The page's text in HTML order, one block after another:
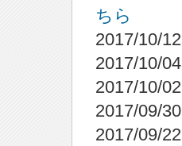
ちら
2017/10/12
2017/10/04
2017/10/02
2017/09/30
2017/09/22